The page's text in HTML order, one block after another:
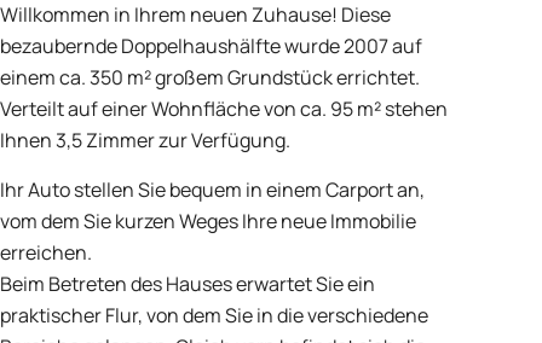
Willkommen in Ihrem neuen Zuhause! Diese
bezaubernde Doppelhaushälfte wurde 2007 auf
einem ca. 350 m² großem Grundstück errichtet.
Verteilt auf einer Wohnfläche von ca. 95 m² stehen
Ihnen 3,5 Zimmer zur Verfügung.
Ihr Auto stellen Sie bequem in einem Carport an,
vom dem Sie kurzen Weges Ihre neue Immobilie
erreichen.
Beim Betreten des Hauses erwartet Sie ein
praktischer Flur, von dem Sie in die verschiedene